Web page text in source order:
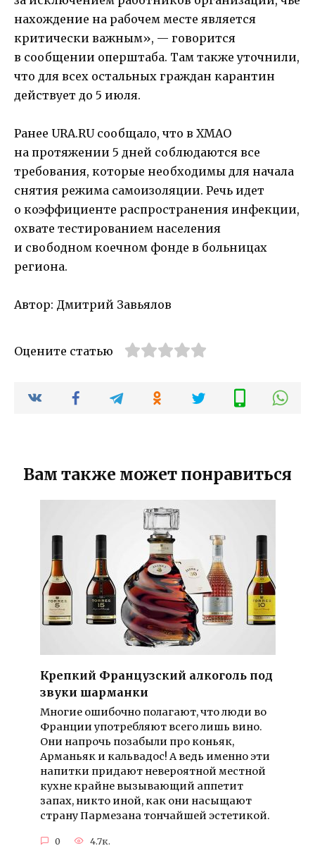
нахождение на рабочем месте является
критически важным», — говорится
в сообщении оперштаба. Там также уточнили,
что для всех остальных граждан карантин
действует до 5 июля.
Ранее URA.RU сообщало, что в ХМАО
на протяжении 5 дней соблюдаются все
требования, которые необходимы для начала
снятия режима самоизоляции. Речь идет
о коэффициенте распространения инфекции,
охвате тестированием населения
и свободном коечном фонде в больницах
региона.
Автор: Дмитрий Завьялов
Оцените статью
Вам также может понравиться
Крепкий Французский алкоголь под
звуки шарманки
Многие ошибочно полагают, что люди во
Франции употребляют всего лишь вино.
Они напрочь позабыли про коньяк,
Арманьяк и кальвадос! А ведь именно эти
напитки придают невероятной местной
кухне крайне вызывающий аппетит
запах, никто иной, как они насыщают
страну Пармезана тончайшей эстетикой.
0 4.7к.